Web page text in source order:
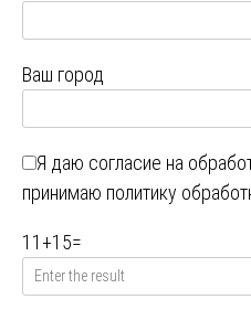
Ваш город
Я даю согласие на
принимаю политику
11 +15=